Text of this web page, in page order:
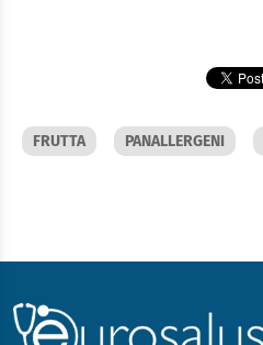
FRUTTA PANALLERGENI